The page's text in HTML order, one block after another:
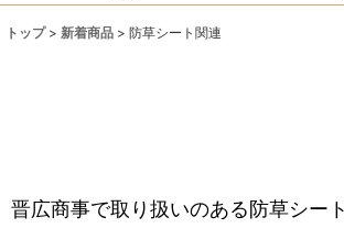
トップ > 新着商品 > 防草シート関連
晋広商事で取り扱いのある防草シー